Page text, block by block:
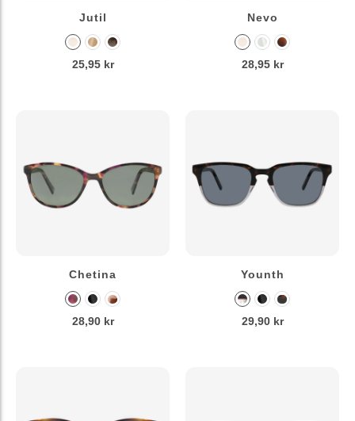
Jutil
25,95 kr
Nevo
28,95 kr
Chetina
28,90 kr
Younth
29,90 kr